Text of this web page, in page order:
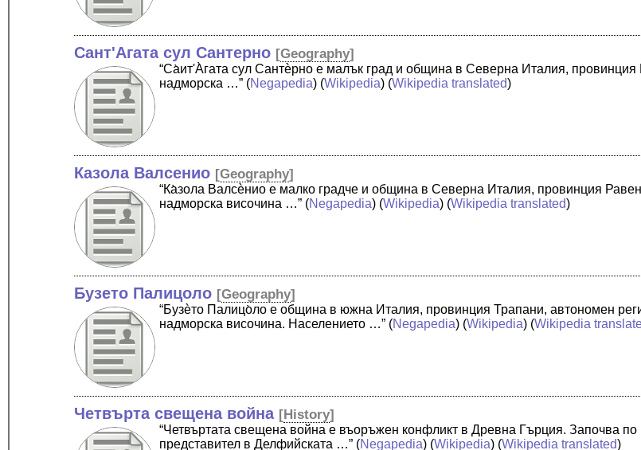
Сант'Агата сул Сантерно [Geography]
“Cа̀ит'А̀гата сул Сантѐрно е малък град и община в Северна Италия,
надморска …” (Negapedia) (Wikipedia) (Wikipedia translated)
Казола Валсенио [Geography]
“Ка̀зола Валсѐнио е малко градче и община в Северна Италия, провинция
надморска височина …” (Negapedia) (Wikipedia) (Wikipedia translated)
Бузето Палицоло [Geography]
“Бузѐто Палицо̀ло е община в южна Италия, провинция Трапани, автономен
надморска височина. Населението …” (Negapedia) (Wikipedia) (Wikipedia
Четвърта свещена война [History]
“Четвъртата свещена война е въоръжен конфликт в Древна Гърция. Започва по
представител в Делфийската …” (Negapedia) (Wikipedia) (Wikipedia translated)